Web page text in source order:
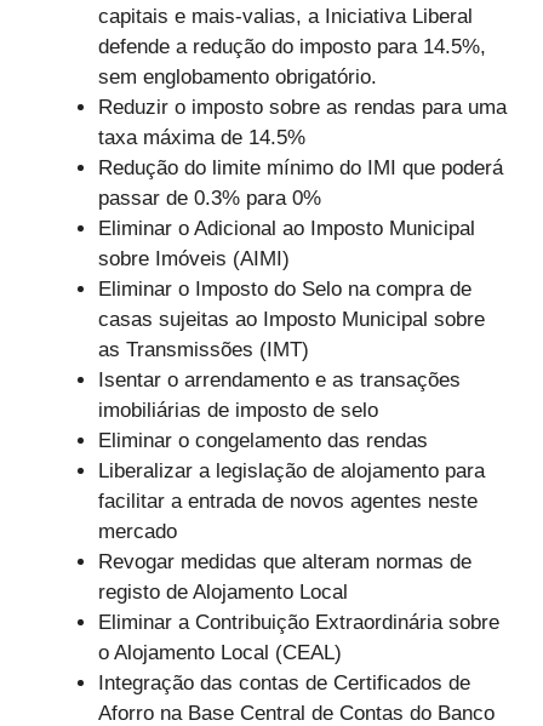
capitais e mais-valias, a Iniciativa Liberal
defende a redução do imposto para 14.5%,
sem englobamento obrigatório.
Reduzir o imposto sobre as rendas para uma
taxa máxima de 14.5%
Redução do limite mínimo do IMI que poderá
passar de 0.3% para 0%
Eliminar o Adicional ao Imposto Municipal
sobre Imóveis (AIMI)
Eliminar o Imposto do Selo na compra de
casas sujeitas ao Imposto Municipal sobre
as Transmissões (IMT)
Isentar o arrendamento e as transações
imobiliárias de imposto de selo
Eliminar o congelamento das rendas
Liberalizar a legislação de alojamento para
facilitar a entrada de novos agentes neste
mercado
Revogar medidas que alteram normas de
registo de Alojamento Local
Eliminar a Contribuição Extraordinária sobre
o Alojamento Local (CEAL)
Integração das contas de Certificados de
Aforro na Base Central de Contas do Banco